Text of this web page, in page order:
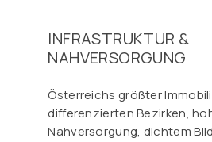
INFRASTRUKTUR &
NAHVERSORGUNG
Österreichs größter
differenzierten Bezirken,
Nahversorgung, dichtem